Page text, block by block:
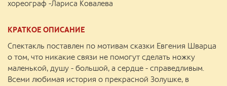
хореограф -Лариса Ковалева
КРАТКОЕ ОПИСАНИЕ
Спектакль поставлен по мотивам сказки Евгения Шварца
о том, что никакие связи не помогут сделать ножку
маленькой, душу - большой, а сердце - справедливым.
Всеми любимая история о прекрасной Золушке, в